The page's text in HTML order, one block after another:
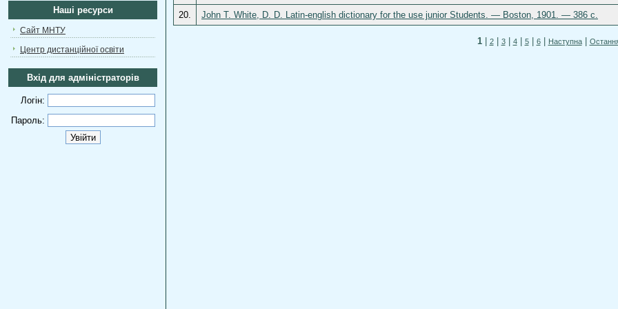
Наші ресурси
Сайт МНТУ
Центр дистанційної освіти
Вхід для адміністраторів
Логін:
Пароль:
20. John T. White, D. D. Latin-english dictionary for the use junior Students. — Boston, 1901. — 386 c.
1| 2| 3| 4| 5| 6| Наступна|